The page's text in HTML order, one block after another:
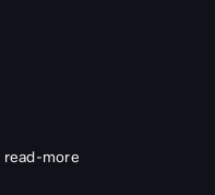
read-more